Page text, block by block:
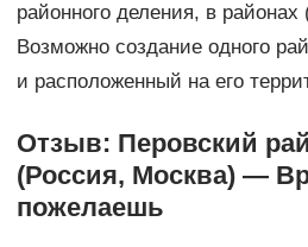
районного деления, в районах
Возможно создание одного
и расположенный на его
Отзыв: Перовский
(Россия, Москва) —
пожелаешь